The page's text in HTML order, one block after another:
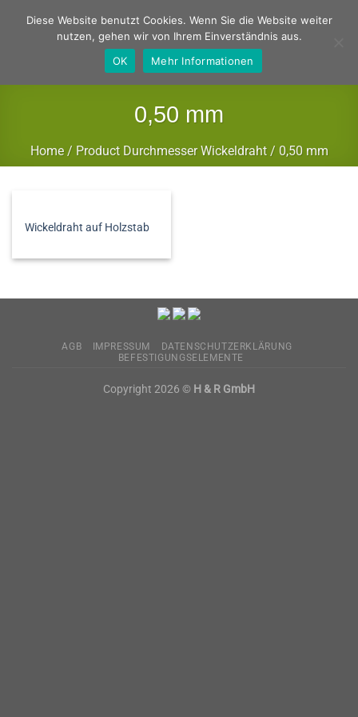
Inhalt
0,50 mm
Home / Product Durchmesser Wickeldraht / 0,50 mm
Wickeldraht auf Holzstab
AGB IMPRESSUM
DATENSCHUTZERKLÄRUNG
BEFESTIGUNGSELEMENTE
Copyright 2026 © H & R GmbH
Diese Website benutzt Cookies. Wenn Sie die Website weiter
nutzen, gehen wir von Ihrem Einverständnis aus.
OK
Mehr Informationen